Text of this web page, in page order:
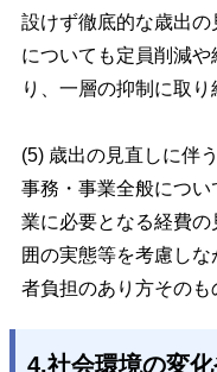
設けず徹底的な歳出
についても定員削減
り、一層の抑制に取り
(5) 歳出の見直しに伴
事務・事業全般につ
業に必要となる経費
囲の実態等を考慮し
者負担のあり方そのも
4.社会環境の変